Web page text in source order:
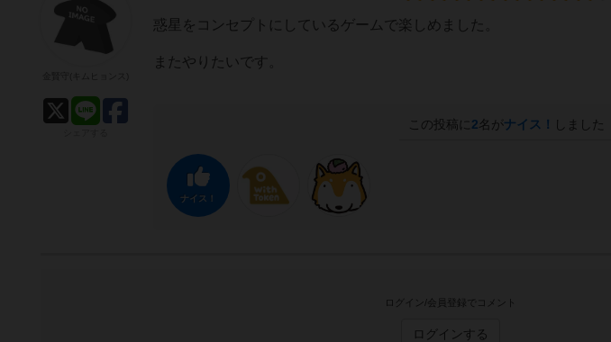
惑星をコンセプトにしているゲームで楽しめました。
またやりたいです。
この投稿に 2名がナイス！ しました
ナイス！
ログイン/会員登録でコメント
ログインする